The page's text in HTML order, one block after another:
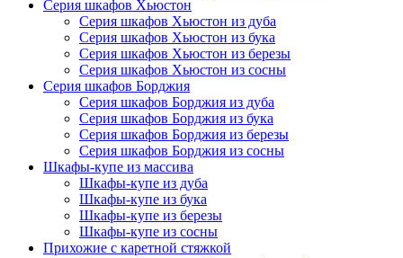
Серия шкафов Хьюстон
Серия шкафов Хьюстон из дуба
Серия шкафов Хьюстон из бука
Серия шкафов Хьюстон из березы
Серия шкафов Хьюстон из сосны
Серия шкафов Борджия
Серия шкафов Борджия из дуба
Серия шкафов Борджия из бука
Серия шкафов Борджия из березы
Серия шкафов Борджия из сосны
Шкафы-купе из массива
Шкафы-купе из дуба
Шкафы-купе из бука
Шкафы-купе из березы
Шкафы-купе из сосны
Прихожие с каретной стяжкой